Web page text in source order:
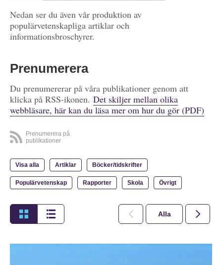
Nedan ser du även vår produktion av
populärvetenskapliga artiklar och
informationsbroschyrer.
Prenumerera
Du prenumererar på våra publikationer genom att
klicka på RSS-ikonen. Det skiljer mellan olika
webbläsare, här kan du läsa mer om hur du gör (PDF)
Prenumerera på
publikationer
Visa alla Artiklar Böcker/tidskrifter
Populärvetenskap Rapporter Skola Övrigt
Alla 2026